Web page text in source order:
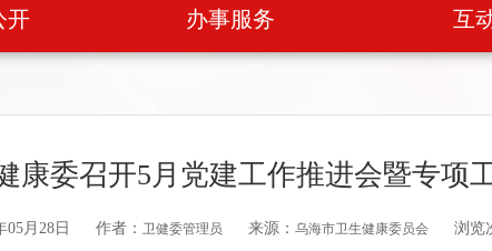
开 办事服务 互
康委召开5月党建工作推进会暨专项
05月28日 作者： 卫健委管理员 来源： 乌海市卫生健康委员会 浏览